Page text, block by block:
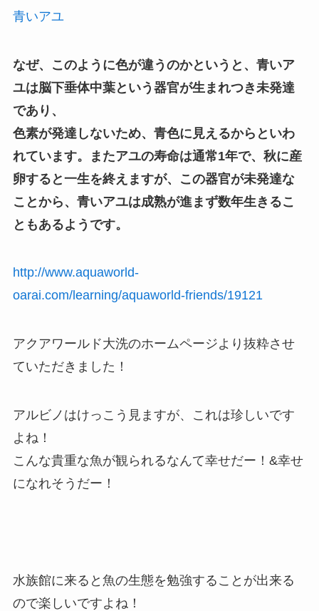
青いアユ
なぜ、このように色が違うのかというと、青いア
ユは脳下垂体中葉という器官が生まれつき未発達
であり、
色素が発達しないため、青色に見えるからといわ
れています。またアユの寿命は通常1年で、秋に産
卵すると一生を終えますが、この器官が未発達な
ことから、青いアユは成熟が進まず数年生きるこ
ともあるようです。
http://www.aquaworld-
oarai.com/learning/aquaworld-friends/19121
アクアワールド大洗のホームページより抜粋させ
ていただきました！
アルビノはけっこう見ますが、これは珍しいです
よね！
こんな貴重な魚が観られるなんて幸せだー！&幸せ
になれそうだー！
水族館に来ると魚の生態を勉強することが出来る
ので楽しいですよね！